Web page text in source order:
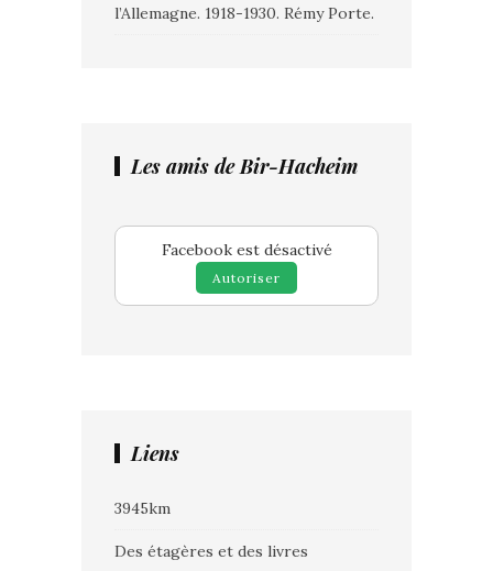
l’Allemagne. 1918-1930. Rémy Porte.
Les amis de Bir-Hacheim
Facebook est désactivé
Autoriser
Liens
3945km
Des étagères et des livres